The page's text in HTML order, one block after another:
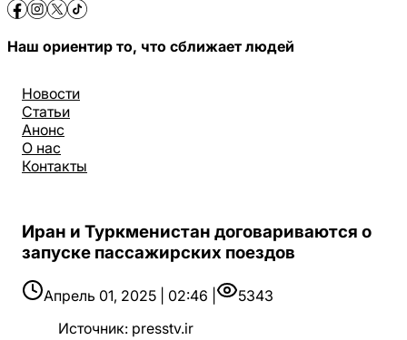
Наш ориентир то, что сближает людей
Новости
Статьи
Анонс
О нас
Контакты
Иран и Туркменистан договариваются о
запуске пассажирских поездов
Апрель 01, 2025 | 02:46 |
5343
Источник: presstv.ir